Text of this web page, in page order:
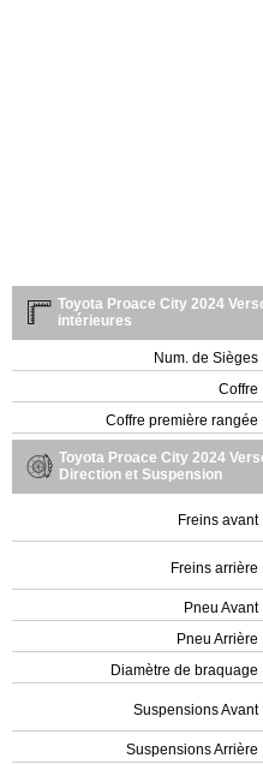
Toyota Proace City 2024
intérieures
Num. de Sièges
Coffre
Coffre première rangée
Toyota Proace City 2024
Direction et Suspension
Freins avant
Freins arrière
Pneu Avant
Pneu Arrière
Diamètre de braquage
Suspensions Avant
Suspensions Arrière